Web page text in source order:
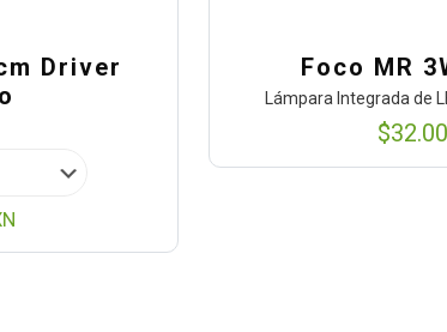
Driver
Foco MR
Lámpara Integrada de
$32.00